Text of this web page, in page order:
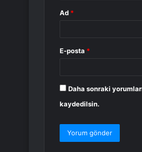
Ad *
E-posta *
Daha sonraki
kaydedilsin.